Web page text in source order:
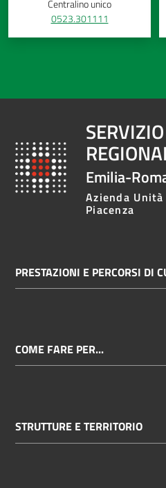
Centralino unico
0523.301111
Emilia-
Azienda
Piacenza
PRESTAZIONI E PERCORSI DI
COME FARE PER...
STRUTTURE E TERRITORIO